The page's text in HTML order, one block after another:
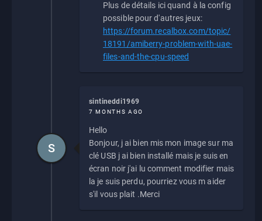
Plus de détails ici quand à la config
possible pour d'autres jeux:
https://forum.recalbox.com/topic/
18191/amiberry-problem-with-uae-
files-and-the-cpu-speed
sintineddi1969
7 MONTHS AGO
Hello
Bonjour, j ai bien mis mon image sur ma
clé USB j ai bien installé mais je suis en
écran noir j'ai lu comment modifier mais
la je suis perdu, pourriez vous m aider
s'il vous plait .Merci
S